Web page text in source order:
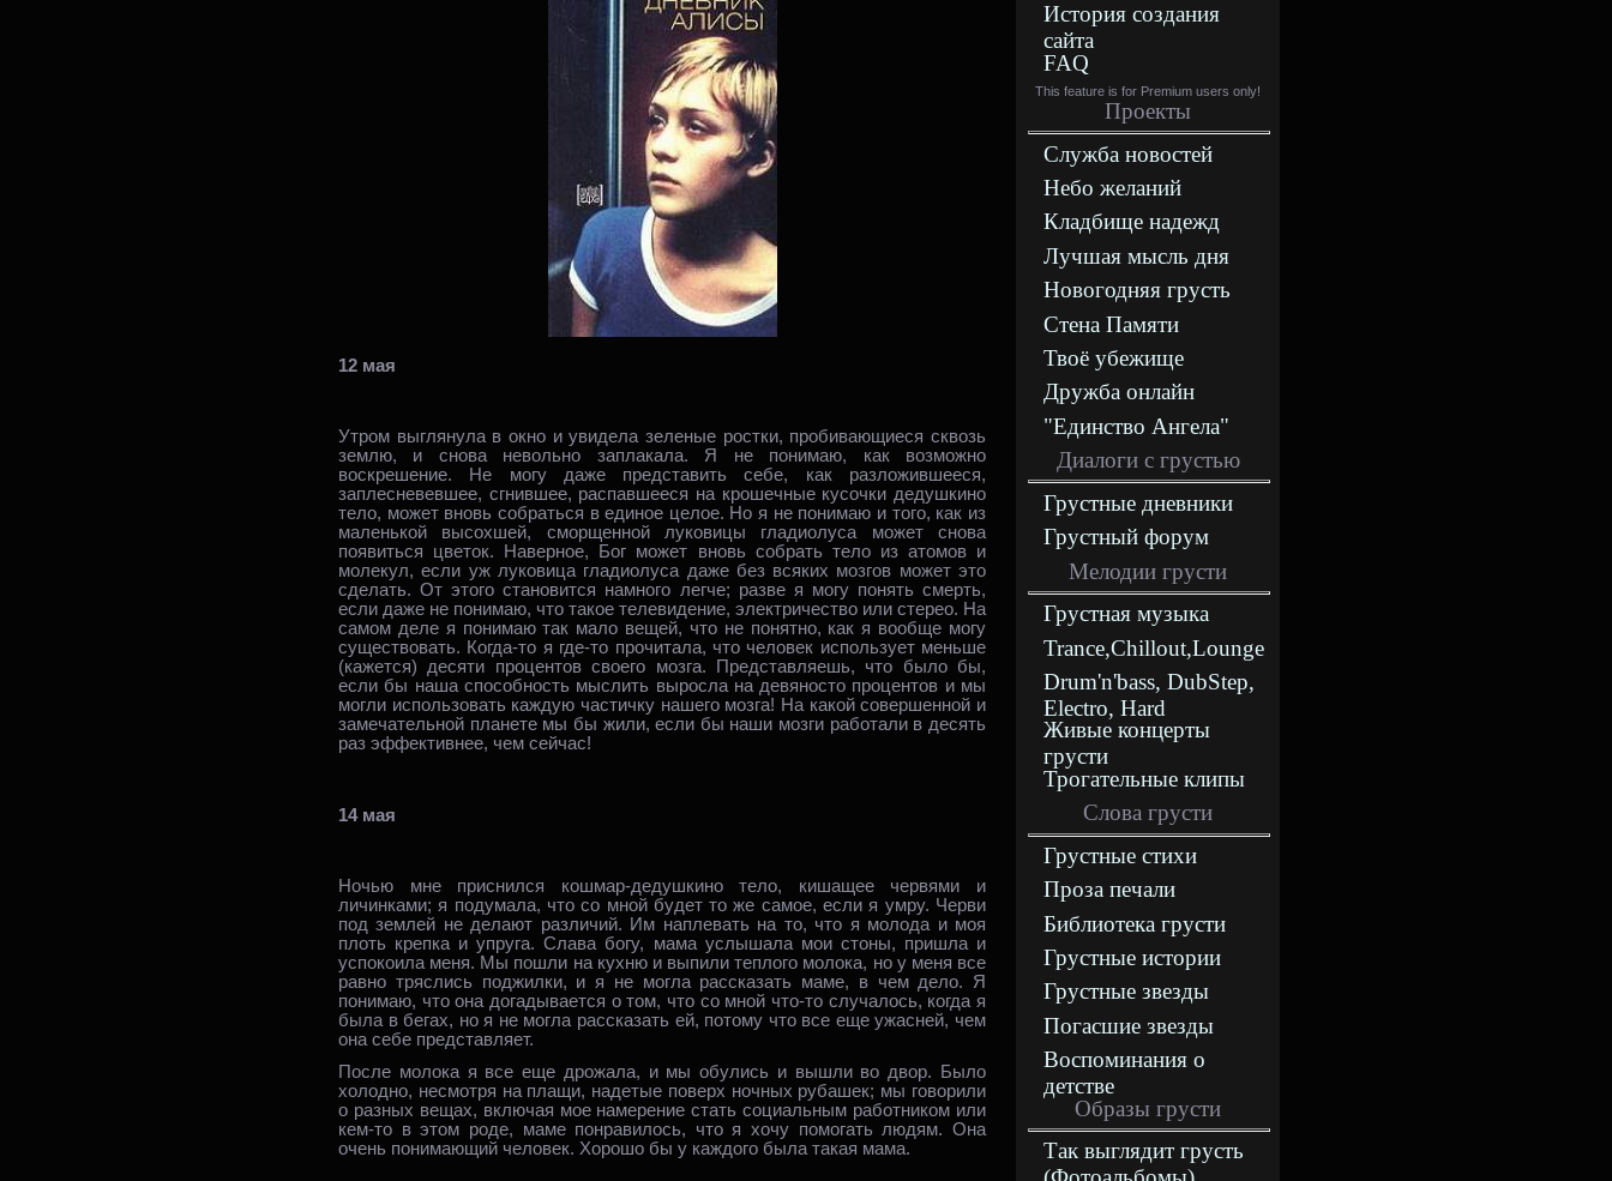
12 мая
Утром выглянула в окно и увидела зеленые ростки, пробивающиеся сквозь
землю, и снова невольно заплакала. Я не понимаю, как возможно
воскрешение. Не могу даже представить себе, как разложившееся,
заплесневевшее, сгнившее, распавшееся на крошечные кусочки дедушкино
тело, может вновь собраться в единое целое. Но я не понимаю и того, как из
маленькой высохшей, сморщенной луковицы гладиолуса может снова
появиться цветок. Наверное, Бог может вновь собрать тело из атомов и
молекул, если уж луковица гладиолуса даже без всяких мозгов может это
сделать. От этого становится намного легче; разве я могу понять смерть,
если даже не понимаю, что такое телевидение, электричество или стерео. На
самом деле я понимаю так мало вещей, что не понятно, как я вообще могу
существовать. Когда‑то я где‑то прочитала, что человек использует меньше
(кажется) десяти процентов своего мозга. Представляешь, что было бы,
если бы наша способность мыслить выросла на девяносто процентов и мы
могли использовать каждую частичку нашего мозга! На какой совершенной и
замечательной планете мы бы жили, если бы наши мозги работали в десять
раз эффективнее, чем сейчас!
14 мая
Ночью мне приснился кошмар‑дедушкино тело, кишащее червями и
личинками; я подумала, что со мной будет то же самое, если я умру. Черви
под землей не делают различий. Им наплевать на то, что я молода и моя
плоть крепка и упруга. Слава богу, мама услышала мои стоны, пришла и
успокоила меня. Мы пошли на кухню и выпили теплого молока, но у меня все
равно тряслись поджилки, и я не могла рассказать маме, в чем дело. Я
понимаю, что она догадывается о том, что со мной что‑то случалось, когда я
была в бегах, но я не могла рассказать ей, потому что все еще ужасней, чем
она себе представляет.
После молока я все еще дрожала, и мы обулись и вышли во двор. Было
холодно, несмотря на плащи, надетые поверх ночных рубашек; мы говорили
о разных вещах, включая мое намерение стать социальным работником или
кем‑то в этом роде, маме понравилось, что я хочу помогать людям. Она
очень понимающий человек. Хорошо бы у каждого была такая мама.
История создания
сайта
FAQ
This feature is for Premium users only!
Проекты
Служба новостей
Небо желаний
Кладбище надежд
Лучшая мысль дня
Новогодняя грусть
Стена Памяти
Твоё убежище
Дружба онлайн
"Единство Ангела"
Диалоги с грустью
Грустные дневники
Грустный форум
Мелодии грусти
Грустная музыка
Trance,Chillout,Lounge
Drum'n'bass, DubStep,
Electro, Hard
Живые концерты
грусти
Трогательные клипы
Слова грусти
Грустные стихи
Проза печали
Библиотека грусти
Грустные истории
Грустные звезды
Погасшие звезды
Воспоминания о
детстве
Образы грусти
Так выглядит грусть
(Фотоальбомы)